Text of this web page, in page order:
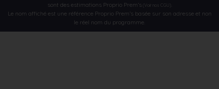
sont des estimations Proprio Prem’s(Voir nos CGU)
Le nom affiché est une référence Proprio Prem’s basée sur son adresse et non
le réel nom du programme.